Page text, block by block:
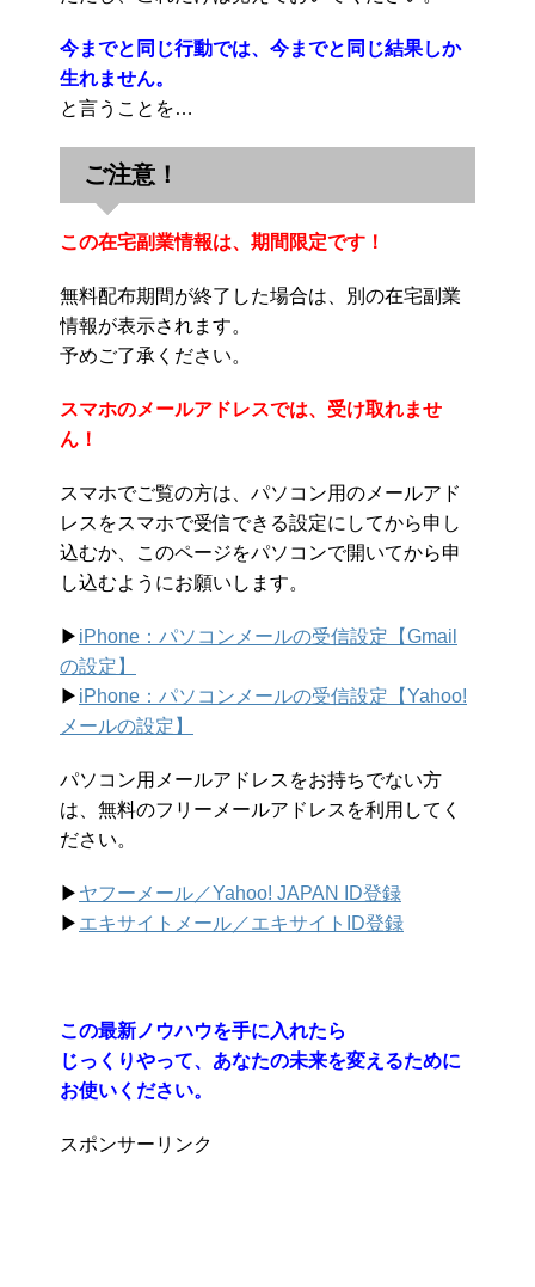
今までと同じ行動では、今までと同じ結果しか
生れません。
と言うことを…
ご注意！
この在宅副業情報は、期間限定です！
無料配布期間が終了した場合は、別の在宅副業
情報が表示されます。
予めご了承ください。
スマホのメールアドレスでは、受け取れませ
ん！
スマホでご覧の方は、パソコン用のメールアド
レスをスマホで受信できる設定にしてから申し
込むか、このページをパソコンで開いてから申
し込むようにお願いします。
▶︎ iPhone：パソコンメールの受信設定【Gmail
の設定】
▶︎ iPhone：パソコンメールの受信設定【Yahoo!
メールの設定】
パソコン用メールアドレスをお持ちでない方
は、無料のフリーメールアドレスを利用してく
ださい。
▶︎ ヤフーメール／Yahoo! JAPAN ID登録
▶︎ エキサイトメール／エキサイトID登録
この最新ノウハウを手に入れたら
じっくりやって、あなたの未来を変えるために
お使いください。
スポンサーリンク